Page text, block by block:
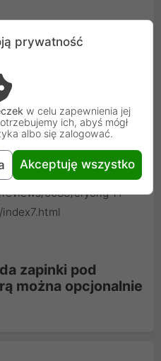
reviews/cpu-
cooler-review/
articles/pc-
coolers/3015-cryorig-r1-
6083/cryorig-r1-
zapinki pod
można opcjonalnie
prywatność
w celu zapewnienia jej
ich, abyś mógł
albo się zalogować.
Akceptuję wszystko